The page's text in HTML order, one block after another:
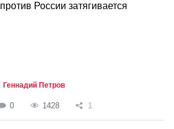
против России затягивается
Геннадий Петров
0 1428 1